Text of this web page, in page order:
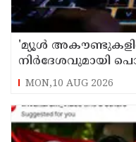
'മ്യൂള്‍
നിര്‍ദേശവുമായി
MON,10 AUG 2026